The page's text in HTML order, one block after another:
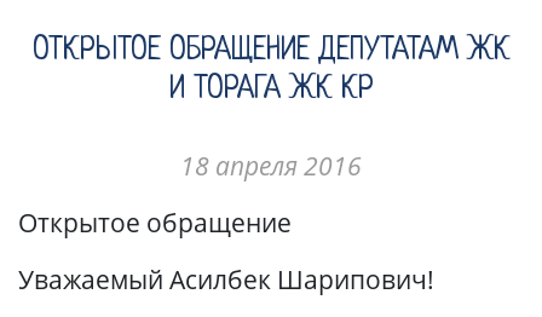
ОТКРЫТОЕ ОБРАЩЕНИЕ ДЕПУТАТАМ ЖК
И ТОРАГА ЖК КР
18 апреля 2016
Открытое обращение
Уважаемый Асилбек Шарипович!